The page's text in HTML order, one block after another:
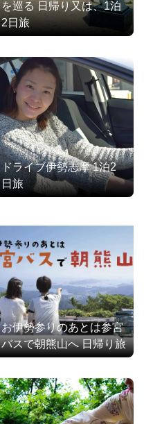
を巡る 日帰り又は、1泊
2日旅
ドライブ伊勢志摩 1泊2
日旅
お伊勢参りのあとは参宮
バスで朝熊山へ 日帰り旅